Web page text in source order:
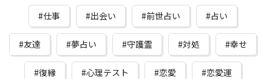
仕事 出会い 前世占い 占い
友達 夢占い 守護霊 対処 幸せ
復縁 心理テスト 恋愛 恋愛運